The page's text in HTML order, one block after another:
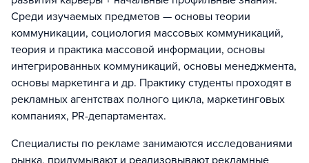
Среди изучаемых предметов — основы теории
коммуникации, социология массовых коммуникаций,
теория и практика массовой информации, основы
интегрированных коммуникаций, основы менеджмента,
основы маркетинга и др. Практику студенты проходят в
рекламных агентствах полного цикла, маркетинговых
компаниях, PR-департаментах.
Специалисты по рекламе занимаются исследованиями
рынка, придумывают и реализовывают рекламные